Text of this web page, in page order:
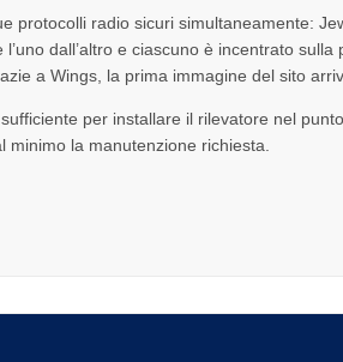
protocolli radio sicuri simultaneamente:
dall’altro e ciascuno è incentrato
a Wings, la prima immagine del sito
per installare il rilevatore nel
la manutenzione richiesta.